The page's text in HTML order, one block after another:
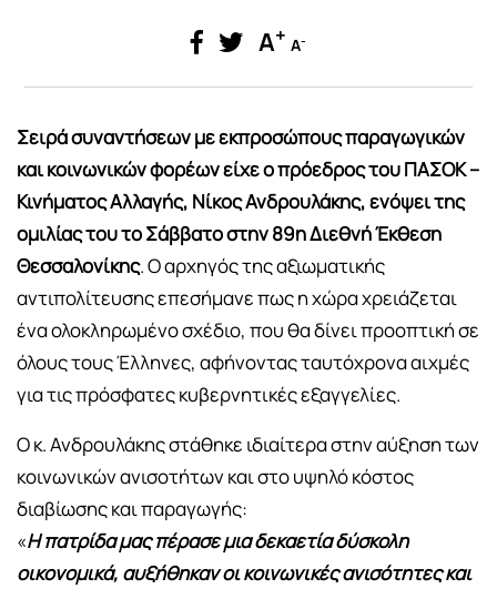
A+ A-
Σειρά συναντήσεων με εκπροσώπους παραγωγικών
και κοινωνικών φορέων είχε ο πρόεδρος του ΠΑΣΟΚ –
Κινήματος Αλλαγής, Νίκος Ανδρουλάκης, ενόψει της
ομιλίας του το Σάββατο στην 89η Διεθνή Έκθεση
Θεσσαλονίκης. Ο αρχηγός της αξιωματικής
αντιπολίτευσης επεσήμανε πως η χώρα χρειάζεται
ένα ολοκληρωμένο σχέδιο, που θα δίνει προοπτική σε
όλους τους Έλληνες, αφήνοντας ταυτόχρονα αιχμές
για τις πρόσφατες κυβερνητικές εξαγγελίες.
Ο κ. Ανδρουλάκης στάθηκε ιδιαίτερα στην αύξηση των
κοινωνικών ανισοτήτων και στο υψηλό κόστος
διαβίωσης και παραγωγής:
«Η πατρίδα μας πέρασε μια δεκαετία δύσκολη
οικονομικά, αυξήθηκαν οι κοινωνικές ανισότητες και